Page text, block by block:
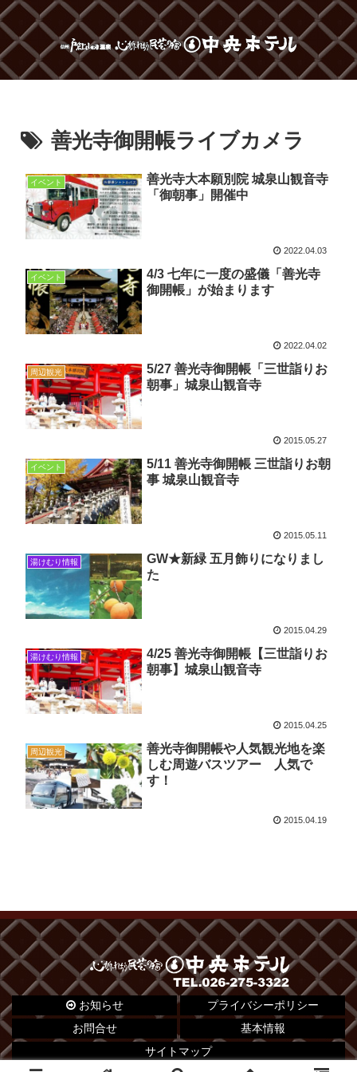
善光寺御開帳ライブカメラ
イベント
善光寺大本願別院 城泉山観音寺
「御朝事」開催中
2022.04.03
イベント
4/3 七年に一度の盛儀「善光寺
御開帳」が始まります
2022.04.02
周辺観光
5/27 善光寺御開帳「三世詣りお
朝事」城泉山観音寺
2015.05.27
イベント
5/11 善光寺御開帳 三世詣りお朝
事 城泉山観音寺
2015.05.11
湯けむり情報
GW★新緑 五月飾りになりまし
た
2015.04.29
湯けむり情報
4/25 善光寺御開帳【三世詣りお
朝事】城泉山観音寺
2015.04.25
周辺観光
善光寺御開帳や人気観光地を楽
しむ周遊バスツアー 人気で
す！
2015.04.19
お知らせ
プライバシーポリシー
お問合せ
基本情報
サイトマップ